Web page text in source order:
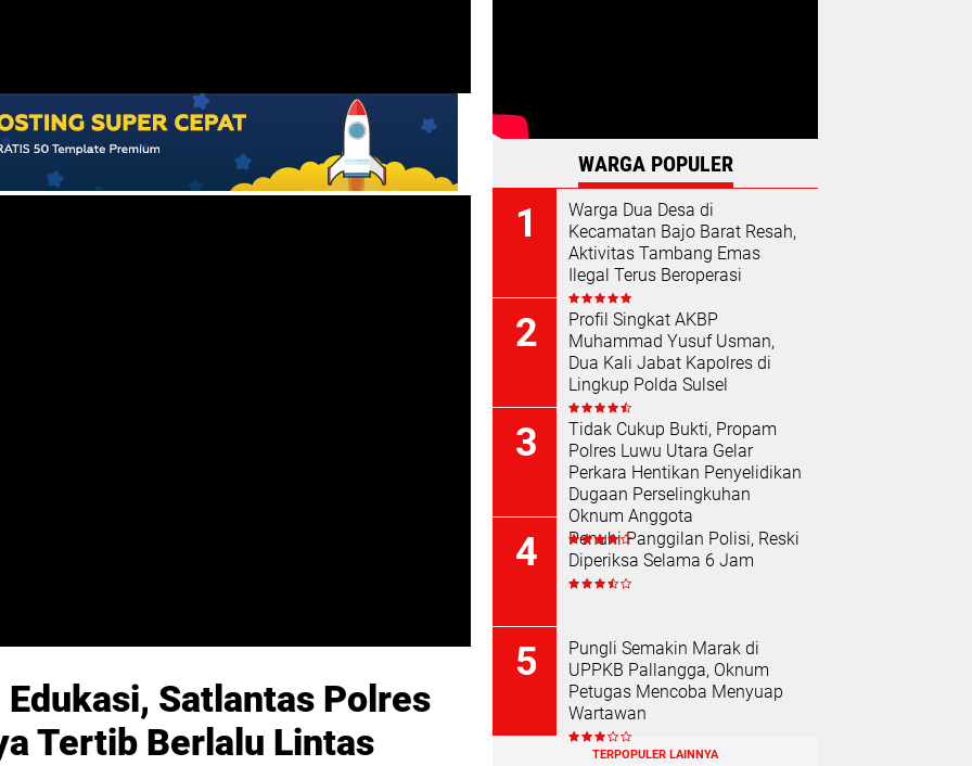
Satlantas Polres
Tertib Berlalu Lintas
WARGA POPULER
Warga Dua Desa di
Kecamatan Bajo Barat Resah,
Aktivitas Tambang Emas
Ilegal Terus Beroperasi
Profil Singkat AKBP
Muhammad Yusuf Usman,
Dua Kali Jabat Kapolres di
Lingkup Polda Sulsel
Tidak Cukup Bukti, Propam
Polres Luwu Utara Gelar
Perkara Hentikan Penyelidikan
Dugaan Perselingkuhan
Oknum Anggota
Penuhi Panggilan Polisi, Reski
Diperiksa Selama 6 Jam
Pungli Semakin Marak di
UPPKB Pallangga, Oknum
Petugas Mencoba Menyuap
Wartawan
TERPOPULER LAINNYA